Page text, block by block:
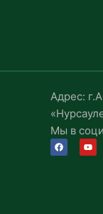
Адрес:
Мы в